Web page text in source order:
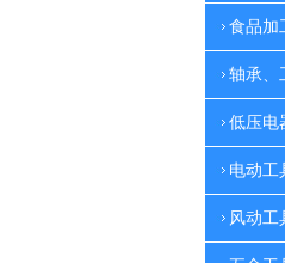
食品加
轴承、
低压电
电动工
风动工